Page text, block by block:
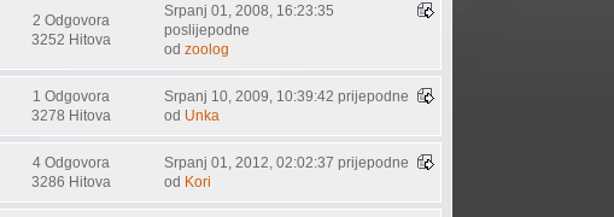
2 Odgovora
3252 Hitova
Srpanj 01, 2008, 16:23:35
poslijepodne
odzoolog
1 Odgovora
3278 Hitova
Srpanj 10, 2009, 10:39:42 prijepodne
od Unka
4 Odgovora
3286 Hitova
Srpanj 01, 2012, 02:02:37 prijepodne
od Kori